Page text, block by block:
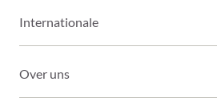
Internationale
Over uns